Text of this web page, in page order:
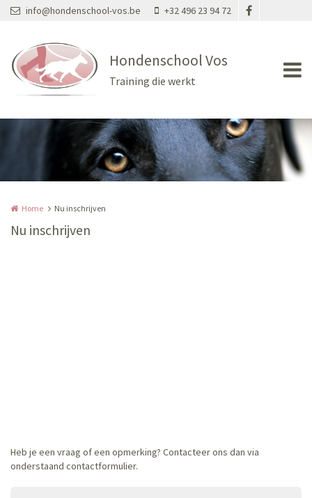
Overslaan en naar de inhoud gaan
info@hondenschool-vos.be +32 496 23 94 72
Hondenschool Vos
Training die werkt
Home Nu inschrijven
Nu inschrijven
Heb je een vraag of een opmerking? Contacteer ons dan via
onderstaand contactformulier.